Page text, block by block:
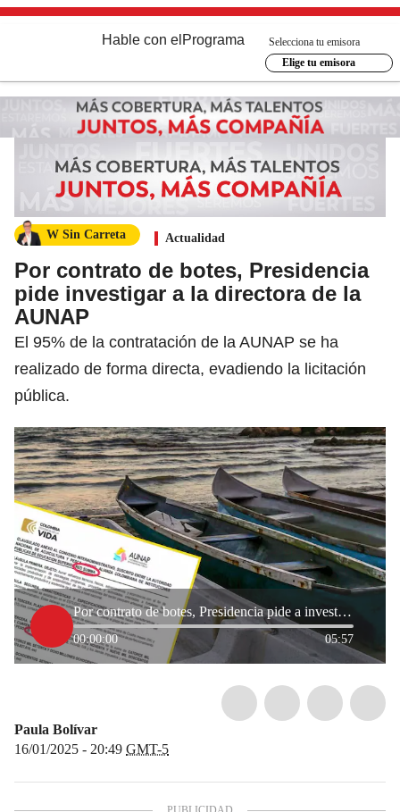
Hable con el Programa
Selecciona tu emisora
Elige tu emisora
W Sin Carreta Actualidad
Por contrato de botes, Presidencia
pide investigar a la directora de la
AUNAP
El 95% de la contratación de la AUNAP se ha
realizado de forma directa, evadiendo la licitación
pública.
Por contrato de botes, Presidencia pide a investigar a la directora de la AUNAP
00:00:00 05:57
Paula Bolívar
16/01/2025 - 20:49 GMT-5